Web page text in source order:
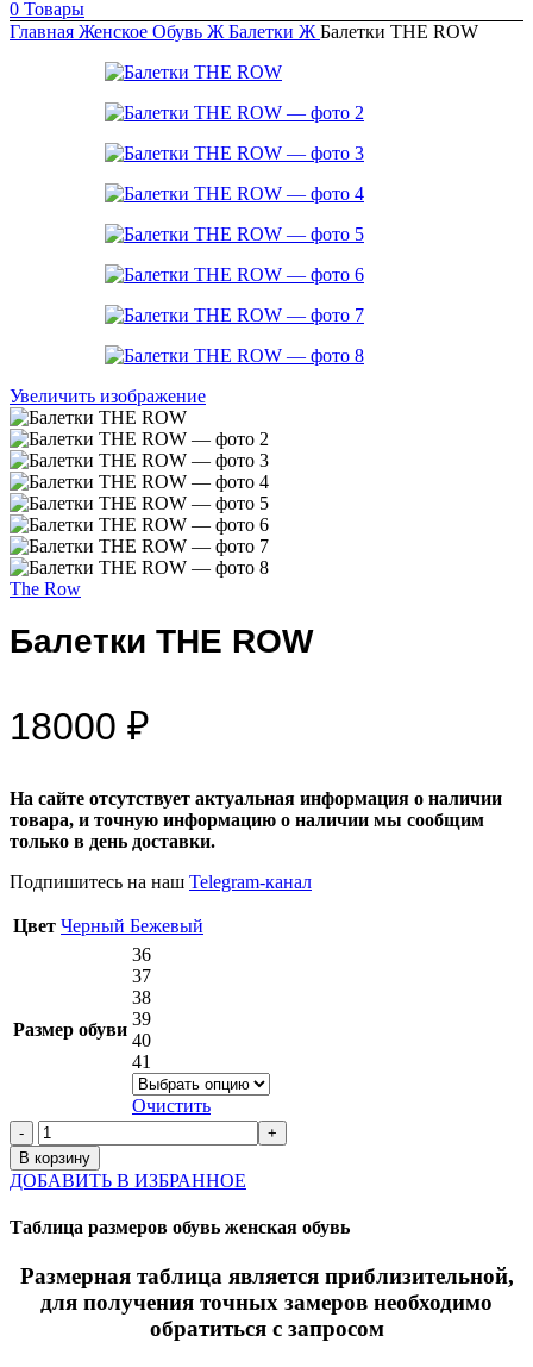
0 Товары
Главная Женское Обувь Ж Балетки Ж Балетки THE ROW
Увеличить изображение
The Row
Балетки THE ROW
18000 ₽
На сайте отсутствует актуальная информация о наличии
товара, и точную информацию о наличии мы сообщим
только в день доставки.
Подпишитесь на наш Telegram-канал
Цвет Черный Бежевый
Размер обуви
36
37
38
39
40
41
Очистить
В корзину
ДОБАВИТЬ В ИЗБРАННОЕ
Таблица размеров обувь женская обувь
Размерная таблица является приблизительной,
для получения точных замеров необходимо
обратиться с запросом